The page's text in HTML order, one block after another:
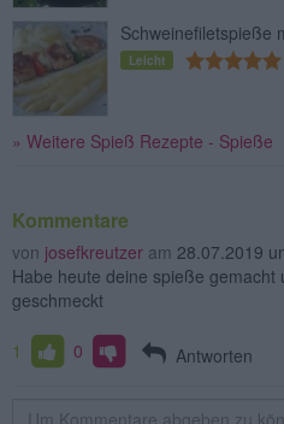
Schweinefiletspieße
Leicht
» Weitere Spieß Rezepte - Spieße
Kommentare
von josefkreutzer am 28.07.2019
Habe heute deine spieße
geschmeckt
1 0 Antworten